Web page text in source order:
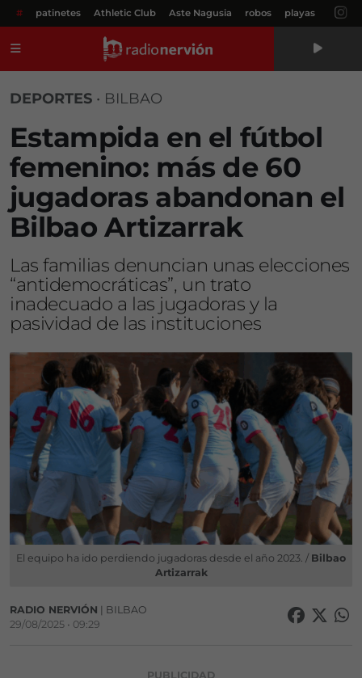
# patinetes Athletic Club Aste Nagusia robos playas
DEPORTES • BILBAO
Estampida en el fútbol
femenino: más de 60
jugadoras abandonan el
Bilbao Artizarrak
Las familias denuncian unas elecciones
“antidemocráticas”, un trato
inadecuado a las jugadoras y la
pasividad de las instituciones
El equipo ha ido perdiendo jugadoras desde el año 2023. / Bilbao
Artizarrak
RADIO NERVIÓN | BILBAO
29/08/2025 • 09:29
PUBLICIDAD